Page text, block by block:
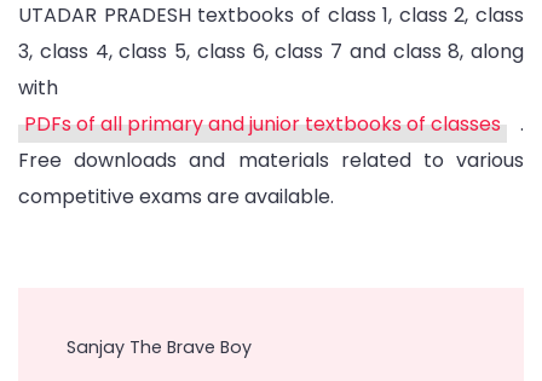
UTADAR PRADESH textbooks of class 1, class 2, class
3, class 4, class 5, class 6, class 7 and class 8, along
with
PDFs of all primary and junior textbooks of classes
.
Free downloads and materials related to various
competitive exams are available.
Navigation
Sanjay The Brave Boy